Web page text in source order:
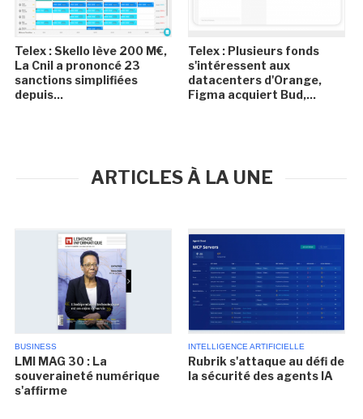
Telex : Skello lève 200 M€,
La Cnil a prononcé 23
sanctions simplifiées
depuis...
Telex : Plusieurs fonds
s'intéressent aux
datacenters d'Orange,
Figma acquiert Bud,...
ARTICLES À LA UNE
BUSINESS
LMI MAG 30 : La
souveraineté numérique
s'affirme
INTELLIGENCE ARTIFICIELLE
Rubrik s'attaque au défi de
la sécurité des agents IA